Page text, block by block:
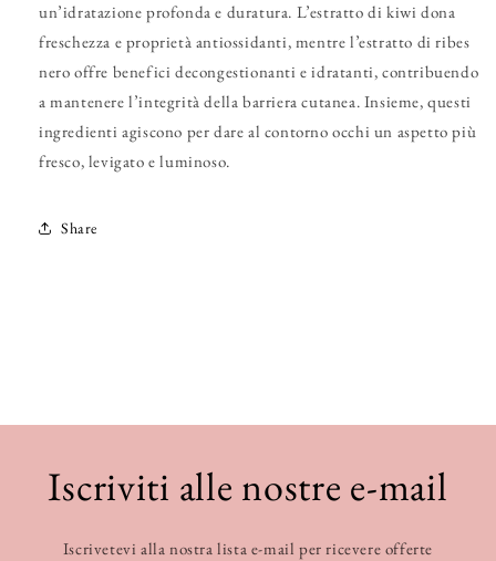
un’idratazione profonda e duratura. L’estratto di kiwi dona
freschezza e proprietà antiossidanti, mentre l’estratto di ribes
nero offre benefici decongestionanti e idratanti, contribuendo
a mantenere l’integrità della barriera cutanea. Insieme, questi
ingredienti agiscono per dare al contorno occhi un aspetto più
fresco, levigato e luminoso.
Share
Iscriviti alle nostre e-mail
Iscrivetevi alla nostra lista e-mail per ricevere offerte